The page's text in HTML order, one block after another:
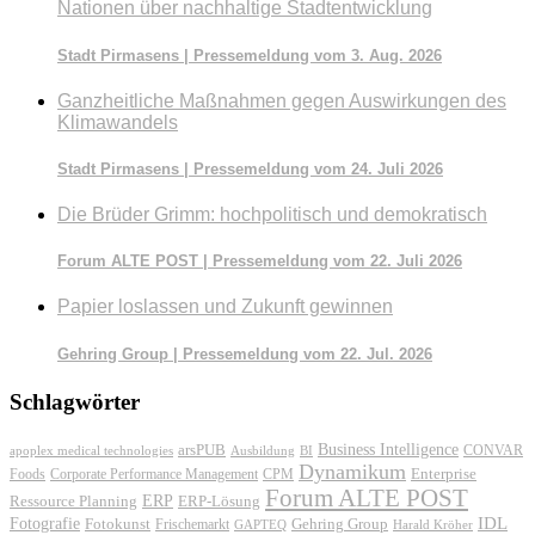
Nationen über nachhaltige Stadtentwicklung
Stadt Pirmasens | Pressemeldung vom 3. Aug. 2026
Ganzheitliche Maßnahmen gegen Auswirkungen des
Klimawandels
Stadt Pirmasens | Pressemeldung vom 24. Juli 2026
Die Brüder Grimm: hochpolitisch und demokratisch
Forum ALTE POST | Pressemeldung vom 22. Juli 2026
Papier loslassen und Zukunft gewinnen
Gehring Group | Pressemeldung vom 22. Jul. 2026
Schlagwörter
apoplex medical technologies arsPUB Ausbildung BI Business Intelligence CONVAR
Foods Corporate Performance Management CPM Dynamikum Enterprise
Ressource Planning ERP ERP-Lösung Forum ALTE POST
Fotografie Fotokunst Frischemarkt GAPTEQ Gehring Group Harald Kröher IDL